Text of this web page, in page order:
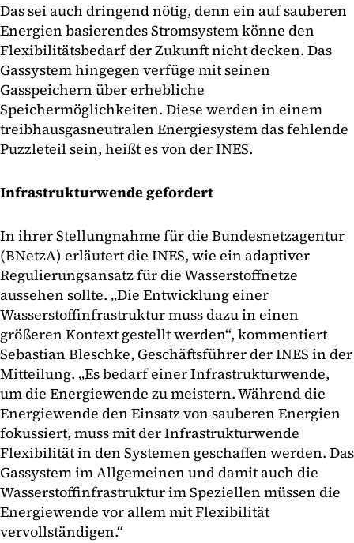
Das sei auch dringend nötig, denn ein auf sauberen
Energien basierendes Stromsystem könne den
Flexibilitätsbedarf der Zukunft nicht decken. Das
Gassystem hingegen verfüge mit seinen
Gasspeichern über erhebliche
Speichermöglichkeiten. Diese werden in einem
treibhausgasneutralen Energiesystem das fehlende
Puzzleteil sein, heißt es von der INES.
Infrastrukturwende gefordert
In ihrer Stellungnahme für die Bundesnetzagentur
(BNetzA) erläutert die INES, wie ein adaptiver
Regulierungsansatz für die Wasserstoffnetze
aussehen sollte. „Die Entwicklung einer
Wasserstoffinfrastruktur muss dazu in einen
größeren Kontext gestellt werden“, kommentiert
Sebastian Bleschke, Geschäftsführer der INES in der
Mitteilung. „Es bedarf einer Infrastrukturwende,
um die Energiewende zu meistern. Während die
Energiewende den Einsatz von sauberen Energien
fokussiert, muss mit der Infrastrukturwende
Flexibilität in den Systemen geschaffen werden. Das
Gassystem im Allgemeinen und damit auch die
Wasserstoffinfrastruktur im Speziellen müssen die
Energiewende vor allem mit Flexibilität
vervollständigen.“